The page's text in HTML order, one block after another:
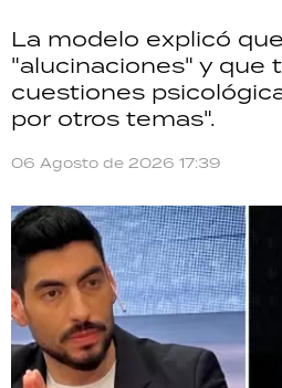
La modelo explicó
"alucinaciones" y que
cuestiones
por otros temas".
06 Agosto de 2026 17:39